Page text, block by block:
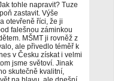
tohle napravit? Tuze
zastavit. Výše
otevřeně říci, že ji
falešnou záminkou
MŠMT ji rovněž z
ale přivedlo téměř k
v Česku získat i velmi
jsme světoví. Jinak
skutečně kvalitní,